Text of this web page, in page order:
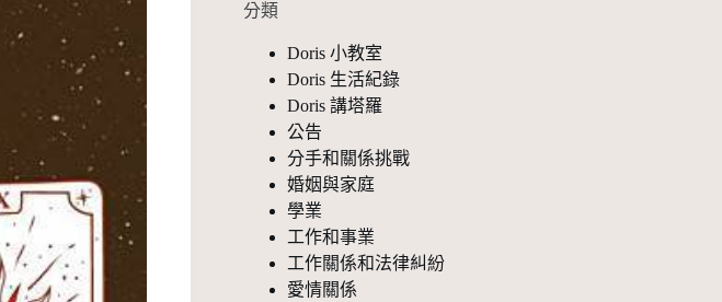
分類
Doris 小教室
Doris 生活紀錄
Doris 講塔羅
公告
分手和關係挑戰
婚姻與家庭
學業
工作和事業
工作關係和法律糾紛
愛情關係